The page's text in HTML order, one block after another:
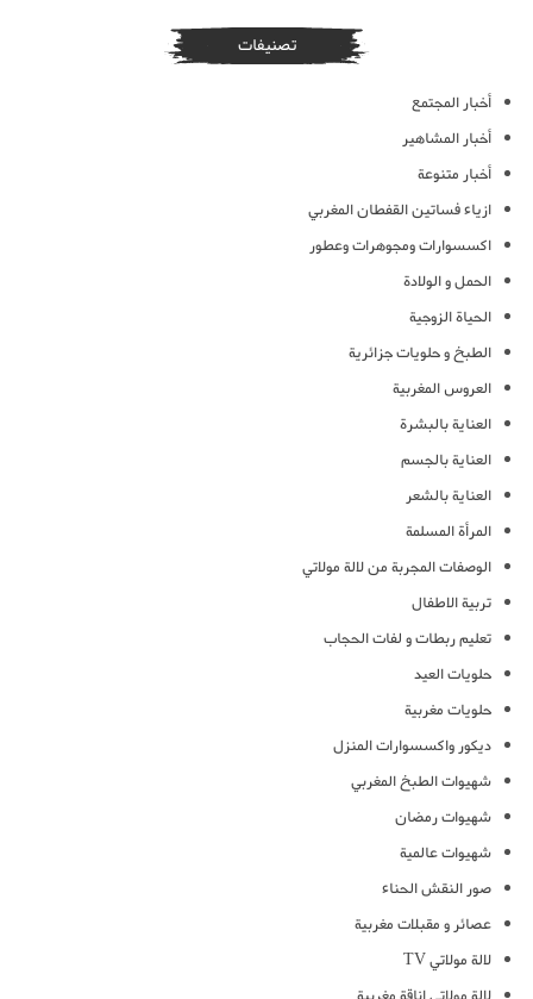
تصنيفات
أخبار المجتمع
أخبار المشاهير
أخبار متنوعة
ازياء فساتين القفطان المغربي
اكسسوارات ومجوهرات وعطور
الحمل و الولادة
الحياة الزوجية
الطبخ و حلويات جزائرية
العروس المغربية
العناية بالبشرة
العناية بالجسم
العناية بالشعر
المرأة المسلمة
الوصفات المجربة من لالة مولاتي
تربية الاطفال
تعليم ربطات و لفات الحجاب
حلويات العيد
حلويات مغربية
ديكور واكسسوارات المنزل
شهيوات الطبخ المغربي
شهيوات رمضان
شهيوات عالمية
صور النقش الحناء
عصائر و مقبلات مغربية
لالة مولاتي TV